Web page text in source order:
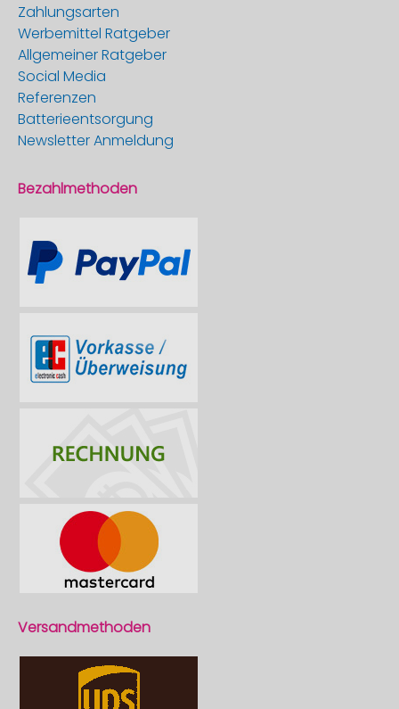
Zahlungsarten
Werbemittel Ratgeber
Allgemeiner Ratgeber
Social Media
Referenzen
Batterieentsorgung
Newsletter Anmeldung
Bezahlmethoden
Versandmethoden